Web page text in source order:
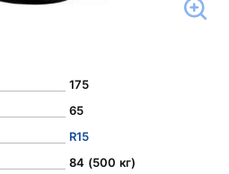
175
65
R15
84 (500 кг)